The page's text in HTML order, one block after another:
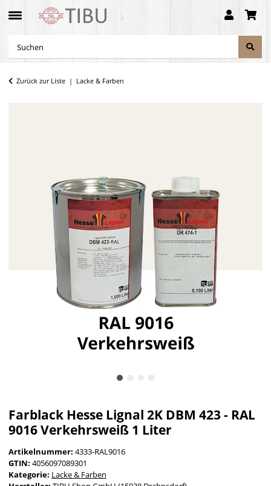
Zurück zur Liste Lacke & Farben
Farblack Hesse Lignal 2K DBM 423 - RAL
9016 Verkehrsweiß 1 Liter
Artikelnummer: 4333-RAL9016
GTIN: 4056097089301
Kategorie: Lacke & Farben